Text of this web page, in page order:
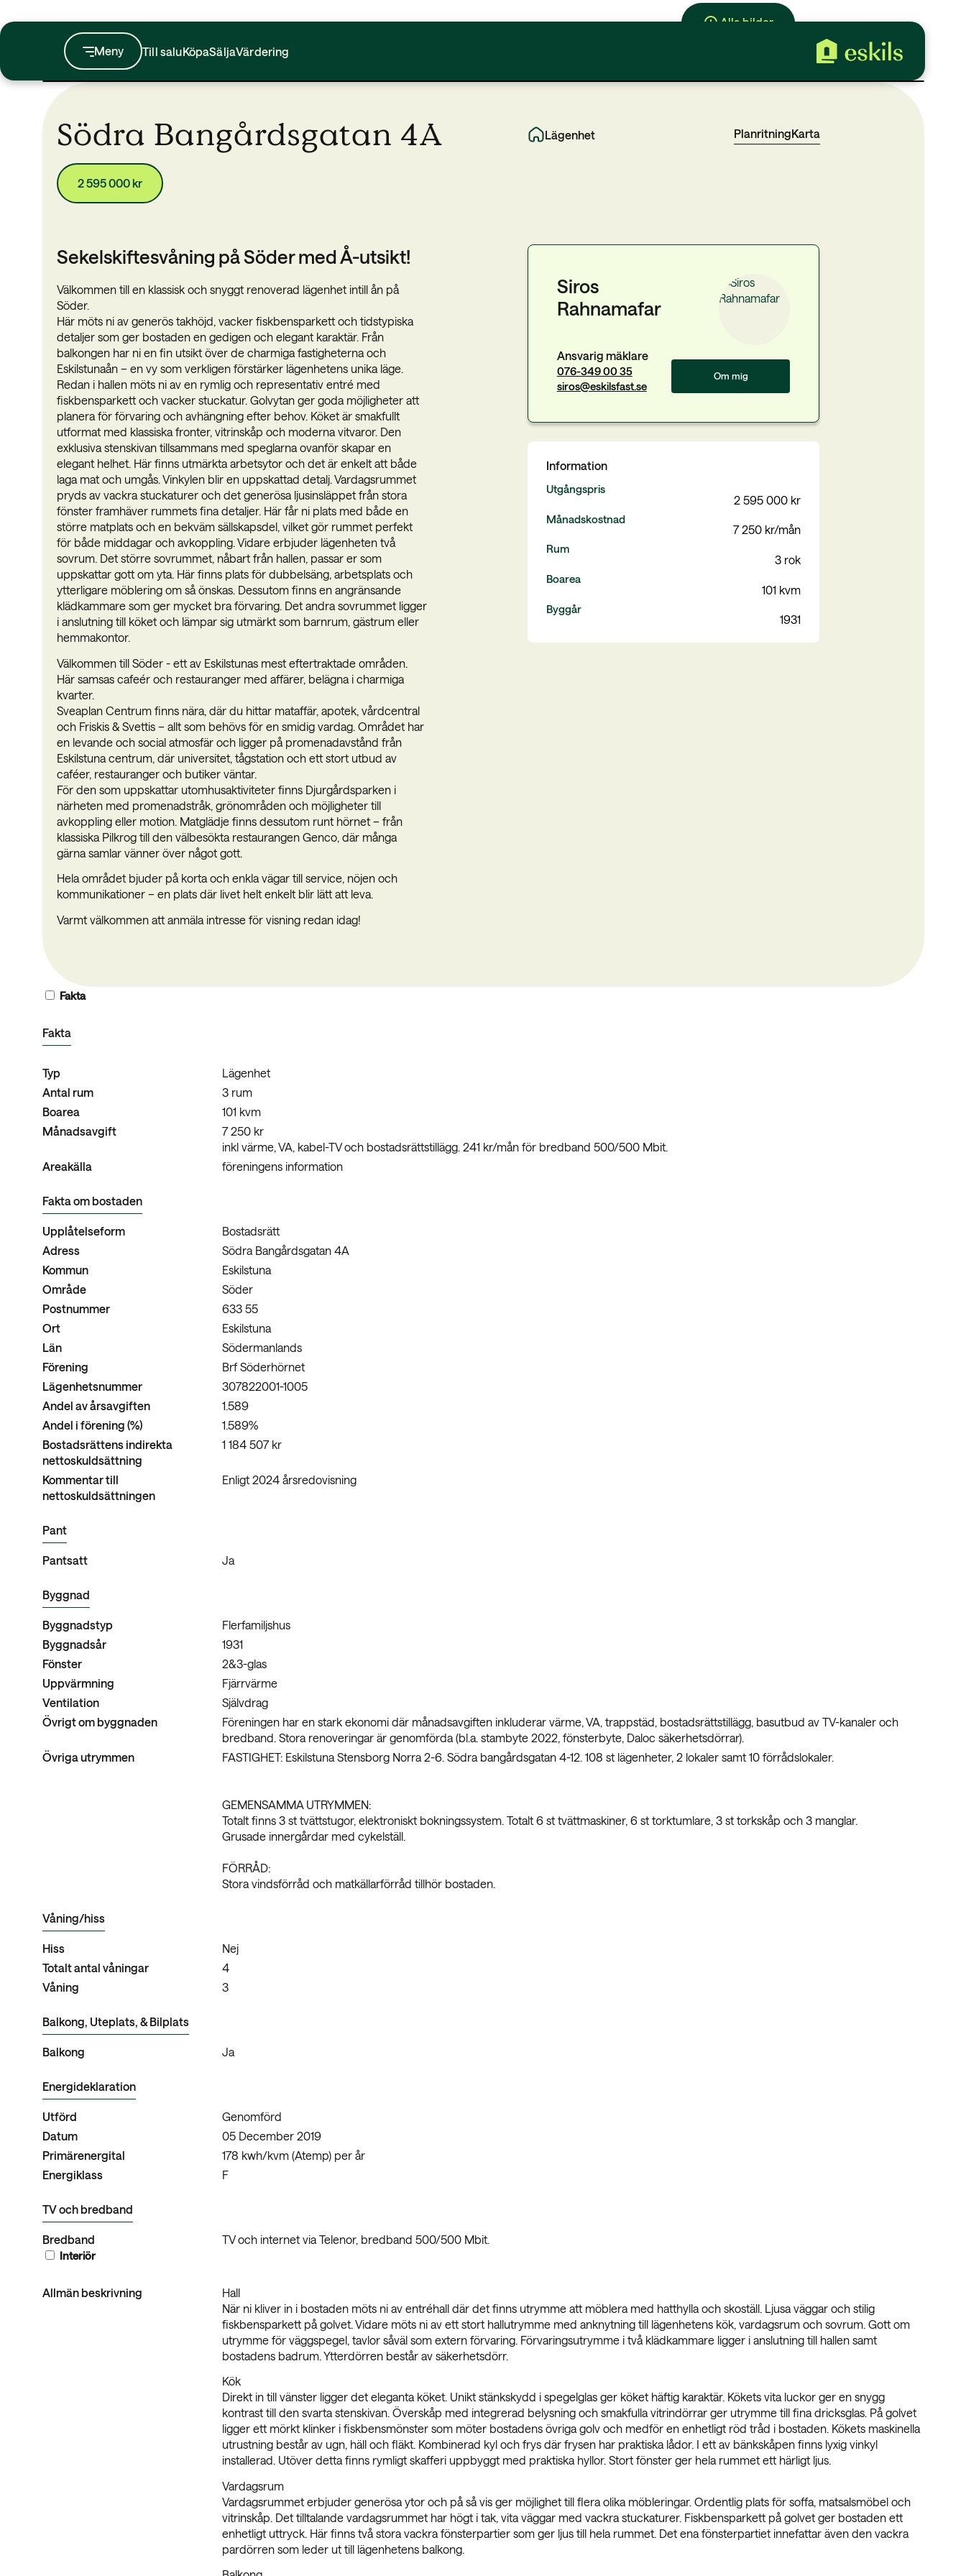
Till saluKöpaSäljaVärdering
Alla bilder
Södra Bangårdsgatan 4A
2 595 000 kr
Lägenhet PlanritningKarta
Sekelskiftesvåning på Söder med Å-utsikt!
Välkommen till en klassisk och snyggt renoverad lägenhet intill ån på
Söder.
Här möts ni av generös takhöjd, vacker fiskbensparkett och tidstypiska
detaljer som ger bostaden en gedigen och elegant karaktär. Från
balkongen har ni en fin utsikt över de charmiga fastigheterna och
Eskilstunaån – en vy som verkligen förstärker lägenhetens unika läge.
Redan i hallen möts ni av en rymlig och representativ entré med
fiskbensparkett och vacker stuckatur. Golvytan ger goda möjligheter att
planera för förvaring och avhängning efter behov. Köket är smakfullt
utformat med klassiska fronter, vitrinskåp och moderna vitvaror. Den
exklusiva stenskivan tillsammans med speglarna ovanför skapar en
elegant helhet. Här finns utmärkta arbetsytor och det är enkelt att både
laga mat och umgås. Vinkylen blir en uppskattad detalj. Vardagsrummet
pryds av vackra stuckaturer och det generösa ljusinsläppet från stora
fönster framhäver rummets fina detaljer. Här får ni plats med både en
större matplats och en bekväm sällskapsdel, vilket gör rummet perfekt
för både middagar och avkoppling. Vidare erbjuder lägenheten två
sovrum. Det större sovrummet, nåbart från hallen, passar er som
uppskattar gott om yta. Här finns plats för dubbelsäng, arbetsplats och
ytterligare möblering om så önskas. Dessutom finns en angränsande
klädkammare som ger mycket bra förvaring. Det andra sovrummet ligger
i anslutning till köket och lämpar sig utmärkt som barnrum, gästrum eller
hemmakontor.
Välkommen till Söder - ett av Eskilstunas mest eftertraktade områden.
Här samsas cafeér och restauranger med affärer, belägna i charmiga
kvarter.
Sveaplan Centrum finns nära, där du hittar mataffär, apotek, vårdcentral
och Friskis & Svettis – allt som behövs för en smidig vardag. Området har
en levande och social atmosfär och ligger på promenadavstånd från
Eskilstuna centrum, där universitet, tågstation och ett stort utbud av
caféer, restauranger och butiker väntar.
För den som uppskattar utomhusaktiviteter finns Djurgårdsparken i
närheten med promenadstråk, grönområden och möjligheter till
avkoppling eller motion. Matglädje finns dessutom runt hörnet – från
klassiska Pilkrog till den välbesökta restaurangen Genco, där många
gärna samlar vänner över något gott.
Hela området bjuder på korta och enkla vägar till service, nöjen och
kommunikationer – en plats där livet helt enkelt blir lätt att leva.
Varmt välkommen att anmäla intresse för visning redan idag!
Om mig
Siros
Rahnamafar
Ansvarig mäklare
076-349 00 35
siros@eskilsfast.se
Information
Utgångspris
2 595 000 kr
Månadskostnad
7 250 kr/mån
Rum
3 rok
Boarea
101 kvm
Byggår
1931
Fakta
Fakta
Typ
Lägenhet
Antal rum
3 rum
Boarea
101 kvm
Månadsavgift
7 250 kr
inkl värme, VA, kabel-TV och bostadsrättstillägg. 241 kr/mån för bredband 500/500 Mbit.
Areakälla
föreningens information
Fakta om bostaden
Upplåtelseform
Bostadsrätt
Adress
Södra Bangårdsgatan 4A
Kommun
Eskilstuna
Område
Söder
Postnummer
633 55
Ort
Eskilstuna
Län
Södermanlands
Förening
Brf Söderhörnet
Lägenhetsnummer
307822001-1005
Andel av årsavgiften
1.589
Andel i förening (%)
1.589%
Bostadsrättens indirekta
nettoskuldsättning
1 184 507 kr
Kommentar till
nettoskuldsättningen
Enligt 2024 årsredovisning
Pant
Pantsatt Ja
Byggnad
Byggnadstyp
Flerfamiljshus
Byggnadsår
1931
Fönster
2&3-glas
Uppvärmning
Fjärrvärme
Ventilation
Självdrag
Övrigt om byggnaden
Föreningen har en stark ekonomi där månadsavgiften inkluderar värme, VA, trappstäd, bostadsrättstillägg, basutbud av TV-kanaler och
bredband. Stora renoveringar är genomförda (bl.a. stambyte 2022, fönsterbyte, Daloc säkerhetsdörrar).
Övriga utrymmen
FASTIGHET: Eskilstuna Stensborg Norra 2-6. Södra bangårdsgatan 4-12. 108 st lägenheter, 2 lokaler samt 10 förrådslokaler.
GEMENSAMMA UTRYMMEN:
Totalt finns 3 st tvättstugor, elektroniskt bokningssystem. Totalt 6 st tvättmaskiner, 6 st torktumlare, 3 st torkskåp och 3 manglar.
Grusade innergårdar med cykelställ.
FÖRRÅD:
Stora vindsförråd och matkällarförråd tillhör bostaden.
Våning/hiss
Hiss
Nej
Totalt antal våningar
4
Våning
3
Balkong, Uteplats, & Bilplats
Balkong Ja
Energideklaration
Utförd
Genomförd
Datum
05 December 2019
Primärenergital
178 kwh/kvm (Atemp) per år
Energiklass
F
TV och bredband
Bredband TV och internet via Telenor, bredband 500/500 Mbit.
Interiör
Allmän beskrivning
Hall
När ni kliver in i bostaden möts ni av entréhall där det finns utrymme att möblera med hatthylla och skoställ. Ljusa väggar och stilig
fiskbensparkett på golvet. Vidare möts ni av ett stort hallutrymme med anknytning till lägenhetens kök, vardagsrum och sovrum. Gott om
utrymme för väggspegel, tavlor såväl som extern förvaring. Förvaringsutrymme i två klädkammare ligger i anslutning till hallen samt
bostadens badrum. Ytterdörren består av säkerhetsdörr.
Kök
Direkt in till vänster ligger det eleganta köket. Unikt stänkskydd i spegelglas ger köket häftig karaktär. Kökets vita luckor ger en snygg
kontrast till den svarta stenskivan. Överskåp med integrerad belysning och smakfulla vitrindörrar ger utrymme till fina dricksglas. På golvet
ligger ett mörkt klinker i fiskbensmönster som möter bostadens övriga golv och medför en enhetligt röd tråd i bostaden. Kökets maskinella
utrustning består av ugn, häll och fläkt. Kombinerad kyl och frys där frysen har praktiska lådor. I ett av bänkskåpen finns lyxig vinkyl
installerad. Utöver detta finns rymligt skafferi uppbyggt med praktiska hyllor. Stort fönster ger hela rummet ett härligt ljus.
Vardagsrum
Vardagsrummet erbjuder generösa ytor och på så vis ger möjlighet till flera olika möbleringar. Ordentlig plats för soffa, matsalsmöbel och
vitrinskåp. Det tilltalande vardagsrummet har högt i tak, vita väggar med vackra stuckaturer. Fiskbensparkett på golvet ger bostaden ett
enhetligt uttryck. Här finns två stora vackra fönsterpartier som ger ljus till hela rummet. Det ena fönsterpartiet innefattar även den vackra
pardörren som leder ut till lägenhetens balkong.